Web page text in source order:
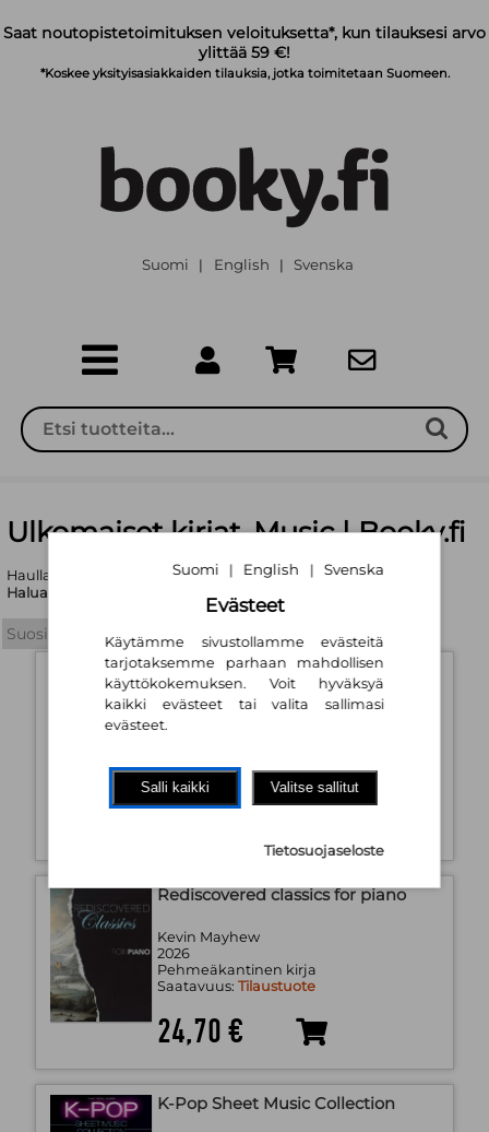
Saat noutopistetoimituksen veloituksetta*, kun tilauksesi arvo
ylittää 59 €!
*Koskee yksityisasiakkaiden tilauksia, jotka toimitetaan Suomeen.
Suomi | English | Svenska
Ulkomaiset kirjat, Music | Booky.fi
Haullasi löytyi yhteensä 241490 tuotetta
Haluatko tarkentaa hakukriteerejä?
15 intermediate classical solos :
clarinet and piano
Anglo Music Press
Saatavuus:
Tilaustuote
Rediscovered classics for piano
Kevin Mayhew
2026
Pehmeäkantinen kirja
Saatavuus: Tilaustuote
24,70 €
K-Pop Sheet Music Collection
Suomi | English | Svenska
Evästeet
Käytämme sivustollamme evästeitä
tarjotaksemme parhaan mahdollisen
käyttökokemuksen. Voit hyväksyä
kaikki evästeet tai valita sallimasi
evästeet.
Salli kaikki Valitse sallitut
Tietosuojaseloste